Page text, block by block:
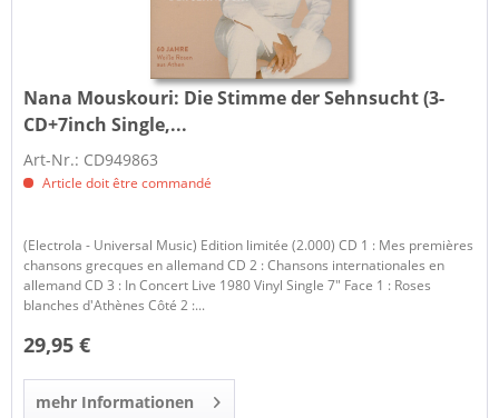
Nana Mouskouri: Die Stimme der Sehnsucht (3-
CD+7inch Single,...
Art-Nr.: CD949863
Article doit être commandé
(Electrola - Universal Music) Edition limitée (2.000) CD 1 : Mes premières
chansons grecques en allemand CD 2 : Chansons internationales en
allemand CD 3 : In Concert Live 1980 Vinyl Single 7" Face 1 : Roses
blanches d'Athènes Côté 2 :...
29,95 €
mehr Informationen